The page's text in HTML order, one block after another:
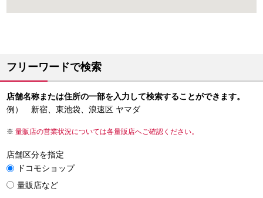
フリーワードで検索
店舗名称または住所の一部を入力して検索することができます。
例） 新宿、東池袋、浪速区 ヤマダ
量販店の営業状況については各量販店へご確認ください。
店舗区分を指定
ドコモショップ
量販店など